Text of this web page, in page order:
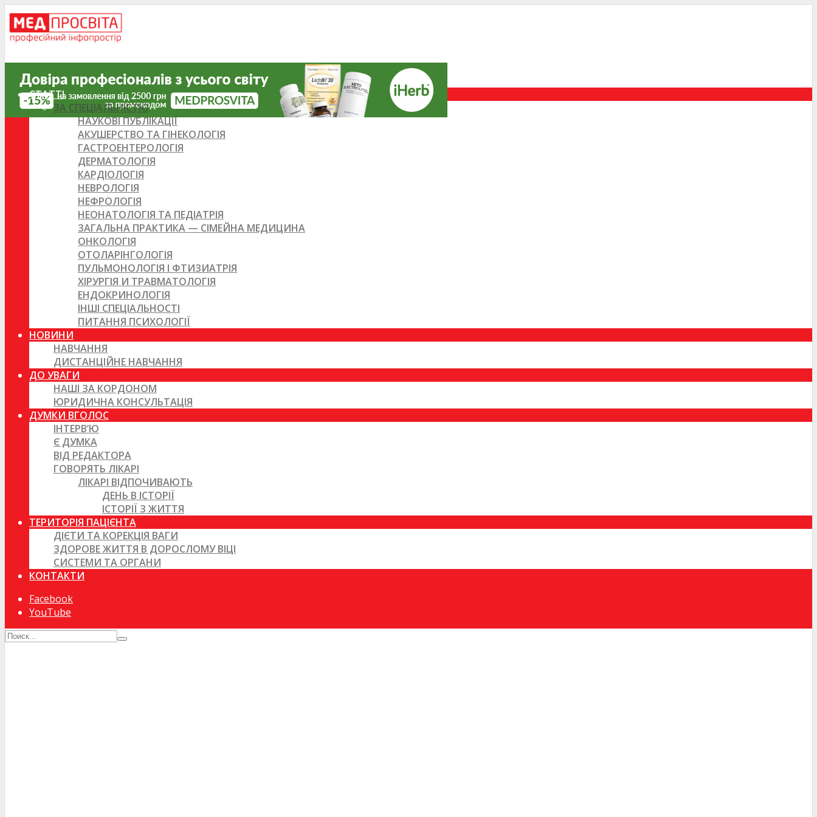
СТАТТІ
ЗА СПЕЦІАЛЬНІСТЮ
НАУКОВІ ПУБЛІКАЦІЇ
АКУШЕРСТВО ТА ГІНЕКОЛОГІЯ
ГАСТРОЕНТЕРОЛОГІЯ
ДЕРМАТОЛОГІЯ
КАРДІОЛОГІЯ
НЕВРОЛОГІЯ
НЕФРОЛОГІЯ
НЕОНАТОЛОГІЯ ТА ПЕДІАТРІЯ
ЗАГАЛЬНА ПРАКТИКА — СІМЕЙНА МЕДИЦИНА
ОНКОЛОГІЯ
ОТОЛАРІНГОЛОГІЯ
ПУЛЬМОНОЛОГІЯ І ФТИЗИАТРІЯ
ХІРУРГІЯ И ТРАВМАТОЛОГІЯ
ЕНДОКРИНОЛОГІЯ
ІНШІ СПЕЦІАЛЬНОСТІ
ПИТАННЯ ПСИХОЛОГІЇ
НОВИНИ
НАВЧАННЯ
ДИСТАНЦІЙНЕ НАВЧАННЯ
ДО УВАГИ
НАШІ ЗА КОРДОНОМ
ЮРИДИЧНА КОНСУЛЬТАЦІЯ
ДУМКИ ВГОЛОС
ІНТЕРВ’Ю
Є ДУМКА
ВІД РЕДАКТОРА
ГОВОРЯТЬ ЛІКАРІ
ЛІКАРІ ВІДПОЧИВАЮТЬ
ДЕНЬ В ІСТОРІЇ
ІСТОРІЇ З ЖИТТЯ
ТЕРИТОРІЯ ПАЦІЄНТА
ДІЄТИ ТА КОРЕКЦІЯ ВАГИ
ЗДОРОВЕ ЖИТТЯ В ДОРОСЛОМУ ВІЦІ
СИСТЕМИ ТА ОРГАНИ
КОНТАКТИ
Facebook
YouTube